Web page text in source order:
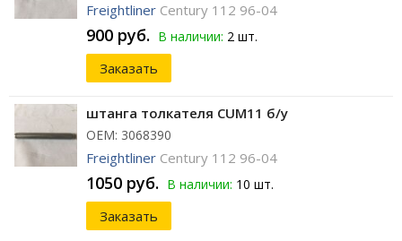
Freightliner Century 112 96-04
900 руб. В наличии: 2 шт.
Заказать
штанга толкателя CUM11 б/у
ОЕМ: 3068390
Freightliner Century 112 96-04
1050 руб. В наличии: 10 шт.
Заказать